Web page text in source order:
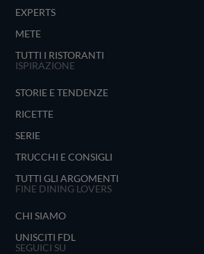
EXPERTS
METE
TUTTI I RISTORANTI
ISPIRAZIONE
STORIE E TENDENZE
RICETTE
SERIE
TRUCCHI E CONSIGLI
TUTTI GLI ARGOMENTI
FINE DINING LOVERS
CHI SIAMO
UNISCITI FDL
SEGUICI SU